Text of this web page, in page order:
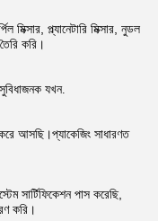
প্ল্যানেটারি মিক্সার, নুডল
করি।
যখন.
আসছি।প্যাকেজিং সাধারণত
সার্টিফিকেশন পাস করেছি,
করি।